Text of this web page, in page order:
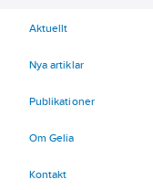
Aktuellt
Nya artiklar
Publikationer
Om Gelia
Kontakt